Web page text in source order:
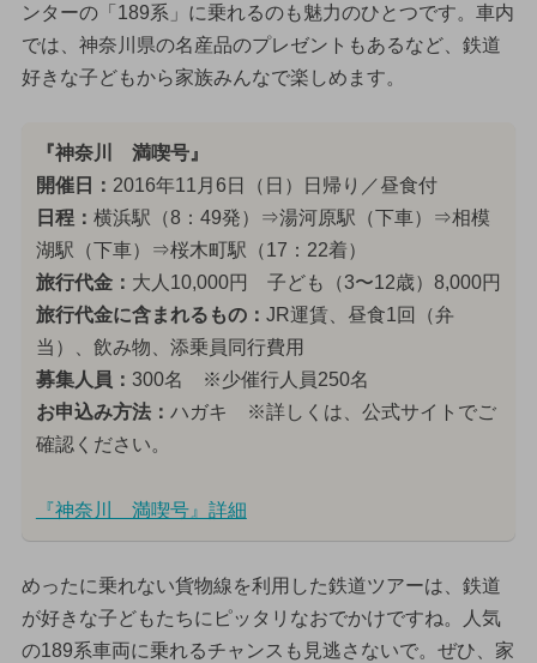
ンターの「189系」に乗れるのも魅力のひとつです。車内
では、神奈川県の名産品のプレゼントもあるなど、鉄道
好きな子どもから家族みんなで楽しめます。
『神奈川 満喫号』
開催日： 2016年11月6日（日）日帰り／昼食付
日程： 横浜駅（8：49発）⇒湯河原駅（下車）⇒相模
湖駅（下車）⇒桜木町駅（17：22着）
旅行代金： 大人10,000円 子ども（3〜12歳）8,000円
旅行代金に含まれるもの： JR運賃、昼食1回（弁
当）、飲み物、添乗員同行費用
募集人員： 300名 ※少催行人員250名
お申込み方法： ハガキ ※詳しくは、公式サイトでご
確認ください。
『神奈川 満喫号』詳細
めったに乗れない貨物線を利用した鉄道ツアーは、鉄道
が好きな子どもたちにピッタリなおでかけですね。人気
の189系車両に乗れるチャンスも見逃さないで。ぜひ、家